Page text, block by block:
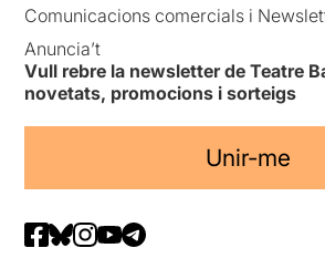
Comunicacions comercials i
Anuncia’t
Vull rebre la newsletter de Teatre
novetats, promocions i sorteigs
Unir-me